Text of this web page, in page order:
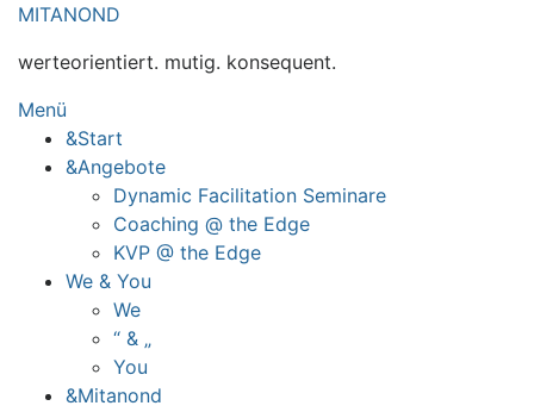
Zum
springen
MITANOND
werteorientiert. mutig. konsequent.
Menü
&Start
&Angebote
Dynamic Facilitation Seminare
Coaching @ the Edge
KVP @ the Edge
We & You
We
“ & „
You
&Mitanond